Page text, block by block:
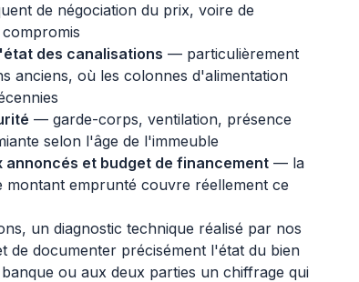
de négociation du prix, voire de
des canalisations — particulièrement
anciens, où les colonnes d'alimentation
— garde-corps, ventilation, présence
selon l'âge de l'immeuble
et budget de financement — la
montant emprunté couvre réellement ce
un diagnostic technique réalisé par nos
de documenter précisément l'état du bien
ou aux deux parties un chiffrage qui